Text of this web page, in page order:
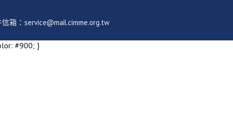
：service@mail.cimme.org.tw
#900; }